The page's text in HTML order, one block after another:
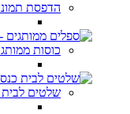
הדפסת
כוסות
שלטים